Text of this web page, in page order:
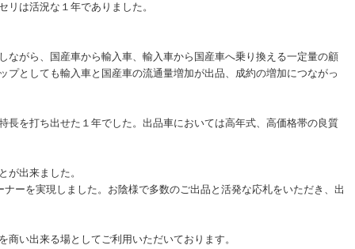
は活況な１年でありました。
がら、国産車から輸入車、輸入車から国産車へ乗り換える一定量の顧
としても輸入車と国産車の流通量増加が出品、成約の増加につながっ
を打ち出せた１年でした。出品車においては高年式、高価格帯の良質
出来ました。
ーを実現しました。お陰様で多数のご出品と活発な応札をいただき、出
い出来る場としてご利用いただいております。